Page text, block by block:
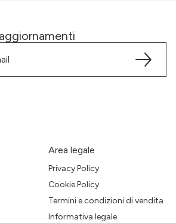
Area legale
Privacy Policy
Cookie Policy
Termini e condizioni di vendita
Informativa legale